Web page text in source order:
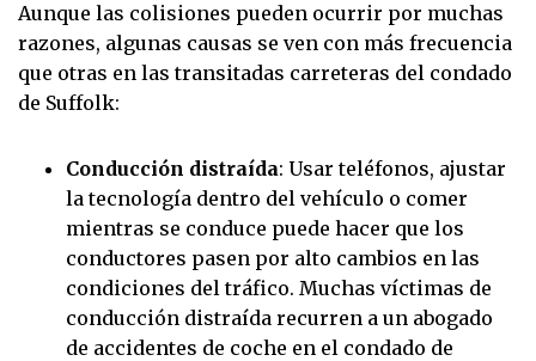
Aunque las colisiones pueden ocurrir por muchas
razones, algunas causas se ven con más frecuencia
que otras en las transitadas carreteras del condado
de Suffolk:
Conducción distraída: Usar teléfonos, ajustar
la tecnología dentro del vehículo o comer
mientras se conduce puede hacer que los
conductores pasen por alto cambios en las
condiciones del tráfico. Muchas víctimas de
conducción distraída recurren a un abogado
de accidentes de coche en el condado de